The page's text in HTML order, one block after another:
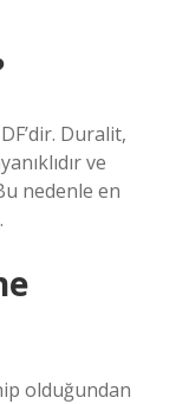
Duralit,
ve
nedenle en
olduğundan